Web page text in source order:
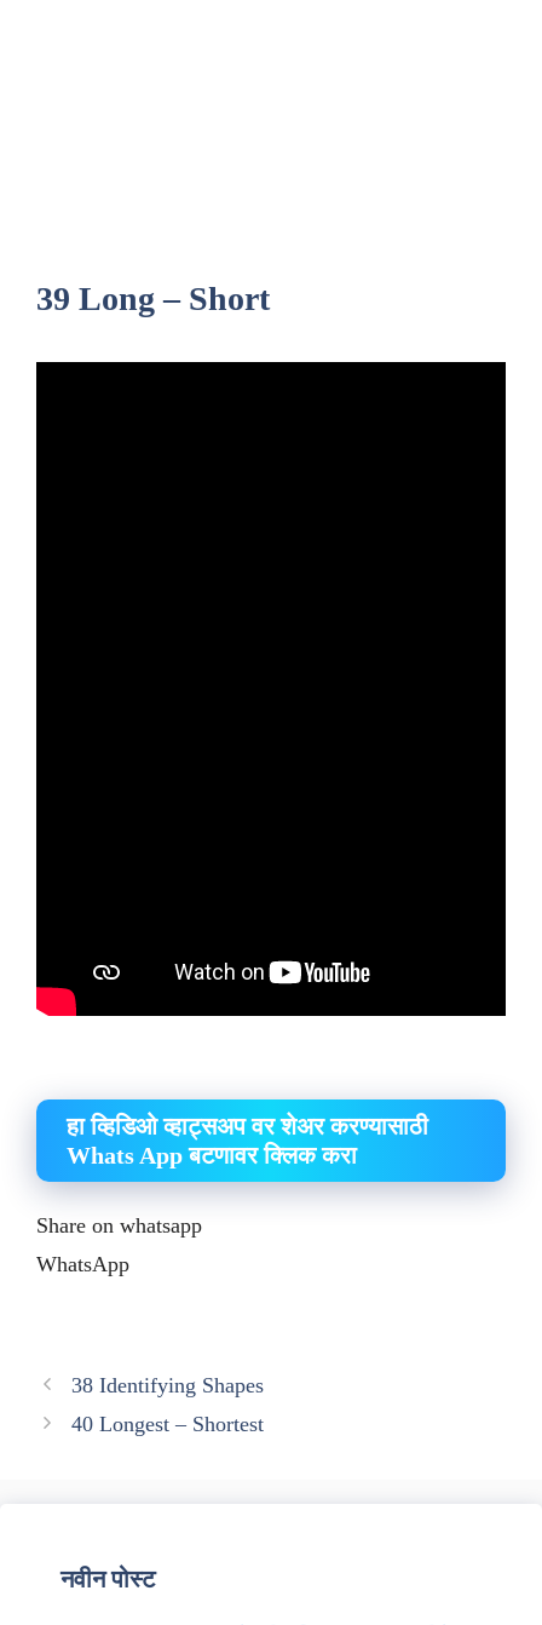
39 Long – Short
हा व्हिडिओ व्हाट्सअप वर शेअर करण्यासाठी
Whats App बटणावर क्लिक करा
Share on whatsapp
WhatsApp
38 Identifying Shapes
40 Longest – Shortest
नवीन पोस्ट